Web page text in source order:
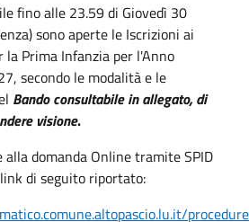
fino alle 23.59 di Giovedì 30
sono aperte le Iscrizioni ai
la Prima Infanzia per l'Anno
secondo le modalità e le
Bando consultabile in allegato, di
visione.
alla domanda Online tramite SPID
di seguito riportato: